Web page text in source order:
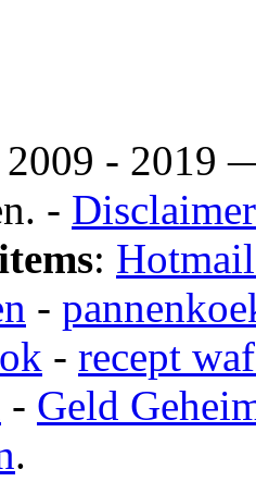
- 2019
- Disclaimer
:
-
- recept
- Geld
.